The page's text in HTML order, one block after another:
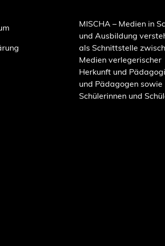
MISCHA – Medien in
und Ausbildung
als Schnittstelle
Medien verlegerischer
Herkunft und
und Pädagogen sowie
Schülerinnen und